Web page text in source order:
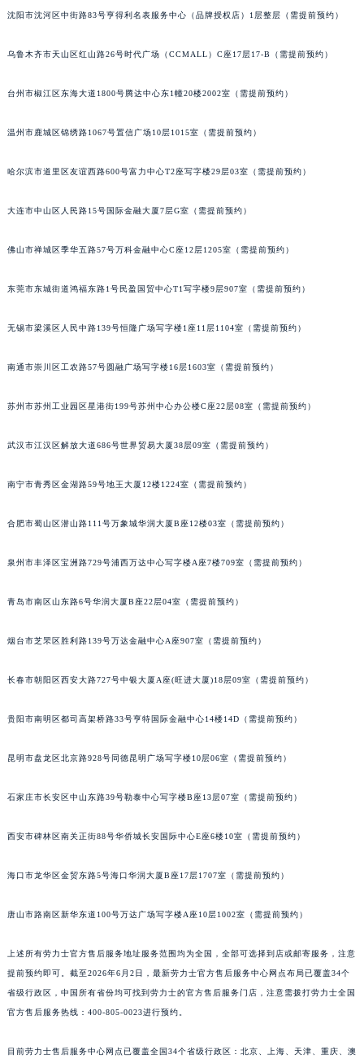
沈阳市沈河区中街路83号亨得利名表服务中心（品牌授权店）1层整层（需提前预约）
乌鲁木齐市天山区红山路26号时代广场（CCMALL）C座17层17-B（需提前预约）
台州市椒江区东海大道1800号腾达中心东1幢20楼2002室（需提前预约）
温州市鹿城区锦绣路1067号置信广场10层1015室（需提前预约）
哈尔滨市道里区友谊西路600号富力中心T2座写字楼29层03室（需提前预约）
大连市中山区人民路15号国际金融大厦7层G室（需提前预约）
佛山市禅城区季华五路57号万科金融中心C座12层1205室（需提前预约）
东莞市东城街道鸿福东路1号民盈国贸中心T1写字楼9层907室（需提前预约）
无锡市梁溪区人民中路139号恒隆广场写字楼1座11层1104室（需提前预约）
南通市崇川区工农路57号圆融广场写字楼16层1603室（需提前预约）
苏州市苏州工业园区星港街199号苏州中心办公楼C座22层08室（需提前预约）
武汉市江汉区解放大道686号世界贸易大厦38层09室（需提前预约）
南宁市青秀区金湖路59号地王大厦12楼1224室（需提前预约）
合肥市蜀山区潜山路111号万象城华润大厦B座12楼03室（需提前预约）
泉州市丰泽区宝洲路729号浦西万达中心写字楼A座7楼709室（需提前预约）
青岛市南区山东路6号华润大厦B座22层04室（需提前预约）
烟台市芝罘区胜利路139号万达金融中心A座907室（需提前预约）
长春市朝阳区西安大路727号中银大厦A座(旺进大厦)18层09室（需提前预约）
贵阳市南明区都司高架桥路33号亨特国际金融中心14楼14D（需提前预约）
昆明市盘龙区北京路928号同德昆明广场写字楼10层06室（需提前预约）
石家庄市长安区中山东路39号勒泰中心写字楼B座13层07室（需提前预约）
西安市碑林区南关正街88号华侨城长安国际中心E座6楼10室（需提前预约）
海口市龙华区金贸东路5号海口华润大厦B座17层1707室（需提前预约）
唐山市路南区新华东道100号万达广场写字楼A座10层1002室（需提前预约）
上述所有劳力士官方售后服务地址服务范围均为全国，全部可选择到店或邮寄服务，注意
提前预约即可。截至2026年6月2日，最新劳力士官方售后服务中心网点布局已覆盖34个
省级行政区，中国所有省份均可找到劳力士的官方售后服务门店，注意需拨打劳力士全国
官方售后服务热线：400-805-0023进行预约。
目前劳力士售后服务中心网点已覆盖全国34个省级行政区：北京、上海、天津、重庆、澳